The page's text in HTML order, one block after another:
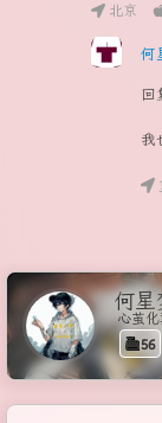
北京
何
回
我
何星
心茧
56